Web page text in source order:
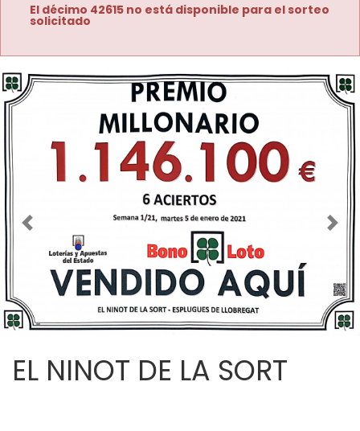
El décimo 42615 no está disponible para el sorteo
solicitado
Imagen anterior
EL NINOT DE LA SORT